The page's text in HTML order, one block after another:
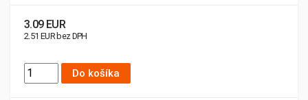
3.09 EUR
2.51 EUR bez DPH
Do košíka